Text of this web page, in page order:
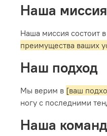
Наша миссия
Наша миссия состоит
преимущества ваших
Наш подход
Мы верим в [ваш
ногу с последними
Наша